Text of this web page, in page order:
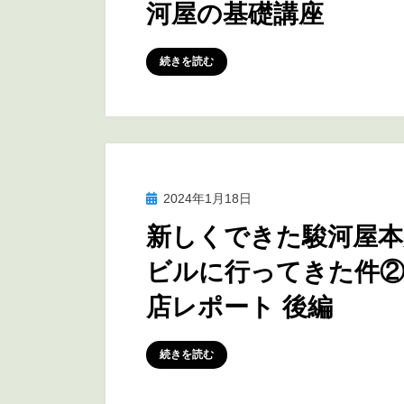
河屋の基礎講座
投稿者marumegane
続きを読む
投
稿
日:
2024年1月18日
新しくできた駿河屋
ビルに行ってきた件
店レポート 後編
投稿者marumegane
続きを読む